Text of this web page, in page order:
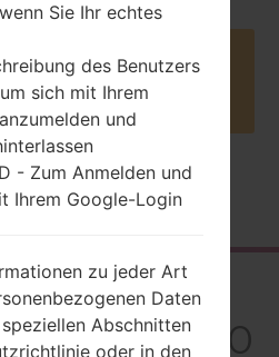
on Amazon
LG Exchange → LGAN270PP
Sie Ihr echtes
des Benutzers
sich mit Ihrem
und
- Zum Anmelden und
Ihrem Google-Login
zu jeder Art
Daten
Abschnitten
oder in den